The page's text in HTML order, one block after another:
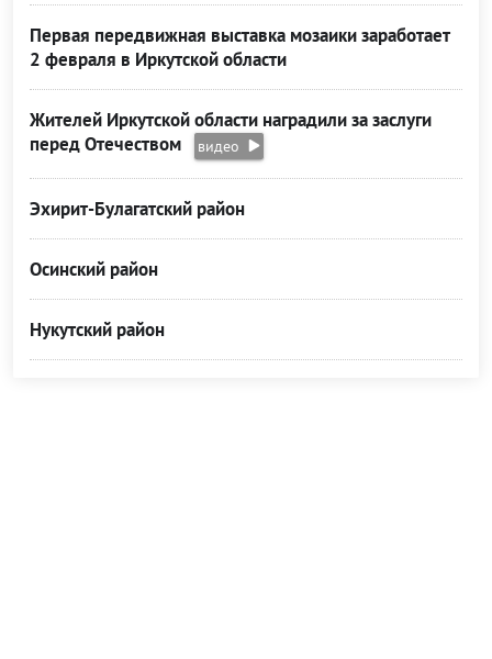
Первая передвижная выставка мозаики заработает
2 февраля в Иркутской области
Жителей Иркутской области наградили за заслуги
перед Отечеством
видео
Эхирит-Булагатский район
Осинский район
Нукутский район